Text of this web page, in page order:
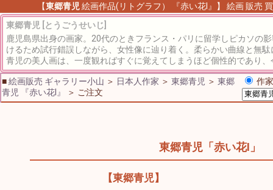
【東郷青児絵画作品(リトグラフ） 『赤い花Ⅰ』】 絵画 販売
東郷青児 [とうごうせいじ]
鹿児島県出身の画家。20代のときフランス・パリに留学しピカソの
けるため試行錯誤しながら、女性像に辿り着く。柔らかい曲線と無
青児の美人画は、一度観ればすぐに覚えてしまうほど個性的であり
■絵画販売 ギャラリー小山 ＞ 日本人作家 ＞ 東郷青児 ＞ 東郷
青児 『赤い花Ⅰ』
＞ ご注文
作
東郷青児「赤い花Ⅰ」
【東郷青児】